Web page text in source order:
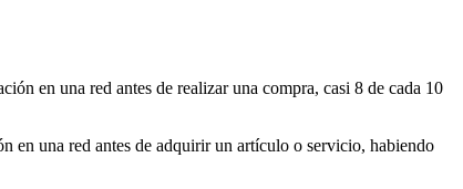
en una red antes de realizar una compra, casi 8 de cada 10
en una red antes de adquirir un artículo o servicio, habiendo